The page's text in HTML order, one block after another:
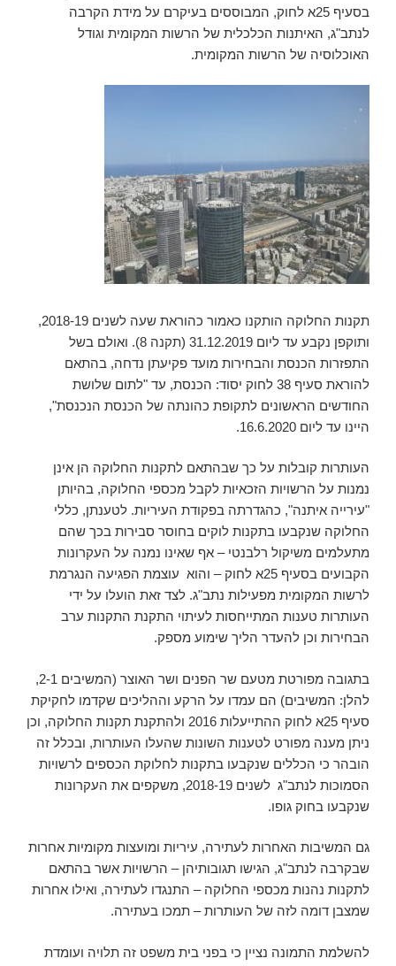
בסעיף 25א לחוק, המבוססים בעיקרם על מידת הקרבה
לנתב"ג, האיתנות הכלכלית של הרשות המקומית וגודל
האוכלוסיה של הרשות המקומית.
תקנות החלוקה הותקנו כאמור כהוראת שעה לשנים 2018-19,
ותוקפן נקבע עד ליום 31.12.2019 (תקנה 8). ואולם בשל
התפזרות הכנסת והבחירות מועד פקיעתן נדחה, בהתאם
להוראת סעיף 38 לחוק יסוד: הכנסת, עד "לתום שלושת
החודשים הראשונים לתקופת כהונתה של הכנסת הנכנסת",
היינו עד ליום 16.6.2020.
העותרות קובלות על כך שבהתאם לתקנות החלוקה הן אינן
נמנות על הרשויות הזכאיות לקבל מכספי החלוקה, בהיותן
"עירייה איתנה", כהגדרתה בפקודת העיריות. לטענתן, כללי
החלוקה שנקבעו בתקנות לוקים בחוסר סבירות בכך שהם
מתעלמים משיקול רלבנטי – אף שאינו נמנה על העקרונות
הקבועים בסעיף 25א לחוק – והוא עוצמת הפגיעה הנגרמת
לרשות המקומית מפעילות נתב"ג. לצד זאת הועלו על ידי
העותרות טענות המתייחסות לעיתוי התקנת התקנות ערב
הבחירות וכן להעדר הליך שימוע מספק.
בתגובה מפורטת מטעם שר הפנים ושר האוצר (המשיבים 2-1,
להלן: המשיבים) הם עמדו על הרקע וההליכים שקדמו לחקיקת
סעיף 25א לחוק ההתייעלות 2016 ולהתקנת תקנות החלוקה, וכן
ניתן מענה מפורט לטענות השונות שהעלו העותרות, ובכלל זה
הובהר כי הכללים שנקבעו בתקנות לחלוקת הכספים לרשויות
הסמוכות לנתב"ג לשנים 2018-19, משקפים את העקרונות
שנקבעו בחוק גופו.
גם המשיבות האחרות לעתירה, עיריות ומועצות מקומיות אחרות
שבקרבה לנתב"ג, הגישו תגובותיהן – הרשויות אשר בהתאם
לתקנות נהנות מכספי החלוקה – התנגדו לעתירה, ואילו אחרות
שמצבן דומה לזה של העותרות – תמכו בעתירה.
להשלמת התמונה נציין כי בפני בית משפט זה תלויה ועומדת